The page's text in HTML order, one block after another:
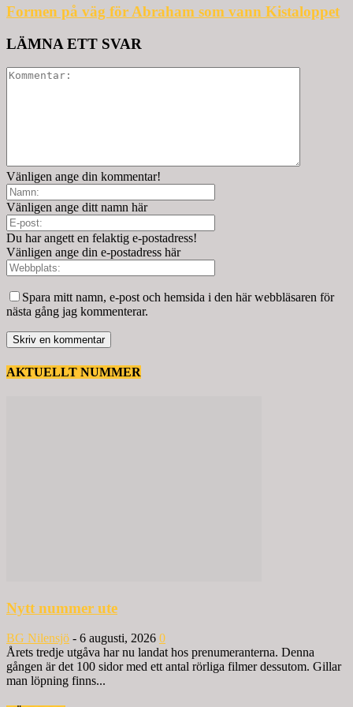
Formen på väg för Abraham som vann Kistaloppet
LÄMNA ETT SVAR
Vänligen ange din kommentar!
Vänligen ange ditt namn här
Du har angett en felaktig e-postadress!
Vänligen ange din e-postadress här
Spara mitt namn, e-post och hemsida i den här webbläsaren för
nästa gång jag kommenterar.
AKTUELLT NUMMER
Nytt nummer ute
BG Nilensjö - 6 augusti, 2026 0
Årets tredje utgåva har nu landat hos prenumeranterna. Denna
gången är det 100 sidor med ett antal rörliga filmer dessutom. Gillar
man löpning finns...